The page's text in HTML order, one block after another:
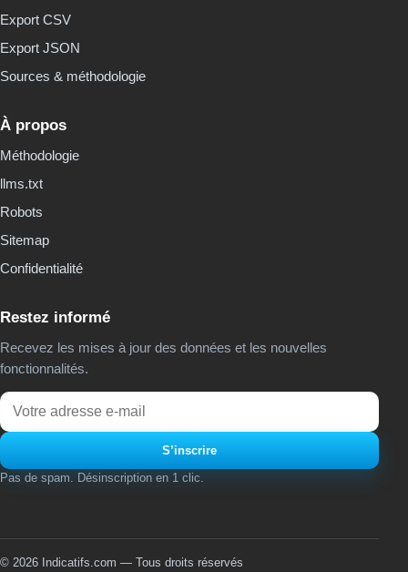
Export CSV
Export JSON
Sources & méthodologie
À propos
Méthodologie
llms.txt
Robots
Sitemap
Confidentialité
Restez informé
Recevez les mises à jour des données et les nouvelles
fonctionnalités.
Email
S’inscrire
Pas de spam. Désinscription en 1 clic.
© 2026 Indicatifs.com — Tous droits réservés